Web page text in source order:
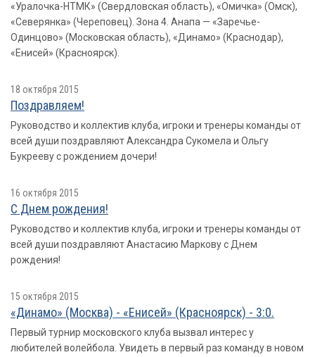
«Уралочка-НТМК» (Свердловская область), «Омичка» (Омск),
«Северянка» (Череповец). Зона 4. Анапа — «Заречье-
Одинцово» (Московская область), «Динамо» (Краснодар),
«Енисей» (Красноярск).
18 октября 2015
Поздравляем!
Руководство и коллектив клуба, игроки и тренеры команды от
всей души поздравляют Александра Сукомела и Ольгу
Букрееву с рождением дочери!
16 октября 2015
С Днем рождения!
Руководство и коллектив клуба, игроки и тренеры команды от
всей души поздравляют Анастасию Маркову с Днем
рождения!
15 октября 2015
«Динамо» (Москва) - «Енисей» (Красноярск) - 3:0.
Первый турнир московского клуба вызвал интерес у
любителей волейбола. Увидеть в первый раз команду в новом